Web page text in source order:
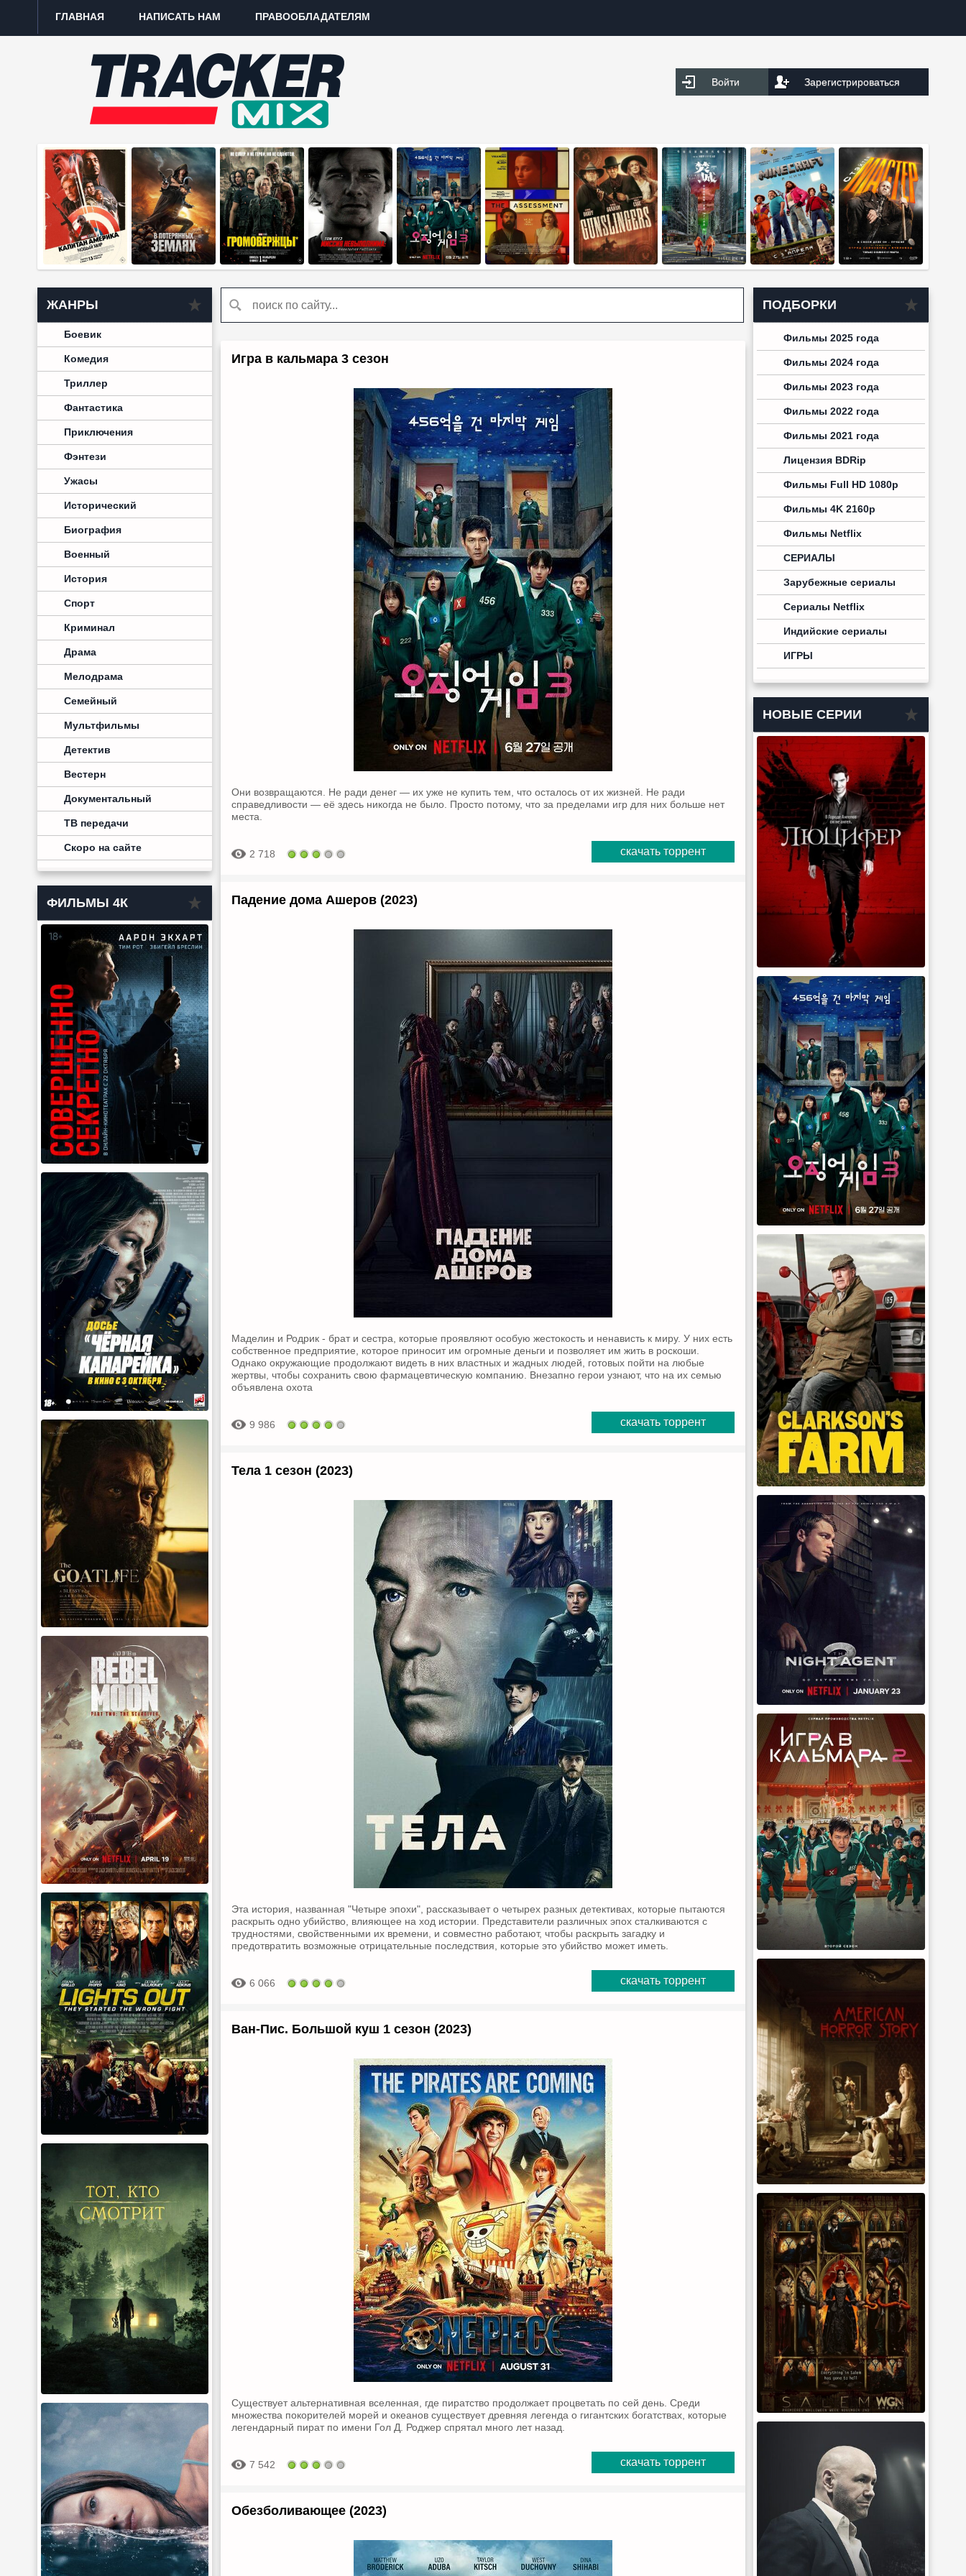
ГЛАВНАЯ НАПИСАТЬ НАМ ПРАВООБЛАДАТЕЛЯМ
Войти Зарегистрироваться
ЖАНРЫ
Боевик
Комедия
Триллер
Фантастика
Приключения
Фэнтези
Ужасы
Исторический
Биография
Военный
История
Спорт
Криминал
Драма
Мелодрама
Семейный
Мультфильмы
Детектив
Вестерн
Документальный
ТВ передачи
Скоро на сайте
ФИЛЬМЫ 4К
Игра в кальмара 3 сезон
Они возвращаются. Не ради денег — их уже не купить тем, что осталось от их жизней. Не ради
справедливости — её здесь никогда не было. Просто потому, что за пределами игр для них больше нет
места.
2 718 скачать торрент
Падение дома Ашеров (2023)
Маделин и Родрик - брат и сестра, которые проявляют особую жестокость и ненависть к миру. У них есть
собственное предприятие, которое приносит им огромные деньги и позволяет им жить в роскоши.
Однако окружающие продолжают видеть в них властных и жадных людей, готовых пойти на любые
жертвы, чтобы сохранить свою фармацевтическую компанию. Внезапно герои узнают, что на их семью
объявлена охота
9 986 скачать торрент
Тела 1 сезон (2023)
Эта история, названная "Четыре эпохи", рассказывает о четырех разных детективах, которые пытаются
раскрыть одно убийство, влияющее на ход истории. Представители различных эпох сталкиваются с
трудностями, свойственными их времени, и совместно работают, чтобы раскрыть загадку и
предотвратить возможные отрицательные последствия, которые это убийство может иметь.
6 066 скачать торрент
Ван-Пис. Большой куш 1 сезон (2023)
Существует альтернативная вселенная, где пиратство продолжает процветать по сей день. Среди
множества покорителей морей и океанов существует древняя легенда о гигантских богатствах, которые
легендарный пират по имени Гол Д. Роджер спрятал много лет назад.
7 542 скачать торрент
Обезболивающее (2023)
ПОДБОРКИ
Фильмы 2025 года
Фильмы 2024 года
Фильмы 2023 года
Фильмы 2022 года
Фильмы 2021 года
Лицензия BDRip
Фильмы Full HD 1080p
Фильмы 4K 2160p
Фильмы Netflix
СЕРИАЛЫ
Зарубежные сериалы
Сериалы Netflix
Индийские сериалы
ИГРЫ
НОВЫЕ СЕРИИ